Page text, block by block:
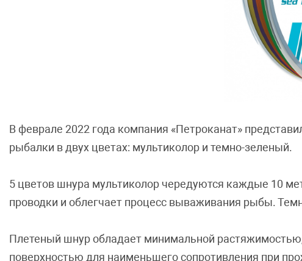
В феврале 2022 года компания «Петроканат»
рыбалки в двух цветах: мультиколор и темно-зеленый.
5 цветов шнура мультиколор чередуются каждые 10
проводки и облегчает процесс вываживания рыбы.
Плетеный шнур обладает минимальной
поверхностью для наименьшего сопротивления при